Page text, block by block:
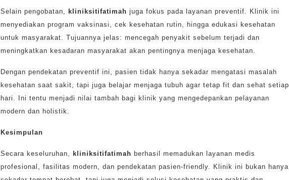
Selain pengobatan, kliniksitifatimah juga fokus pada layanan preventif. Klinik ini
menyediakan program vaksinasi, cek kesehatan rutin, hingga edukasi kesehatan
untuk masyarakat. Tujuannya jelas: mencegah penyakit sebelum terjadi dan
meningkatkan kesadaran masyarakat akan pentingnya menjaga kesehatan.
Dengan pendekatan preventif ini, pasien tidak hanya sekadar mengatasi masalah
kesehatan saat sakit, tapi juga belajar menjaga tubuh agar tetap fit dan sehat setiap
hari. Ini tentu menjadi nilai tambah bagi klinik yang mengedepankan pelayanan
modern dan holistik.
Kesimpulan
Secara keseluruhan, kliniksitifatimah berhasil memadukan layanan medis
profesional, fasilitas modern, dan pendekatan pasien-friendly. Klinik ini bukan hanya